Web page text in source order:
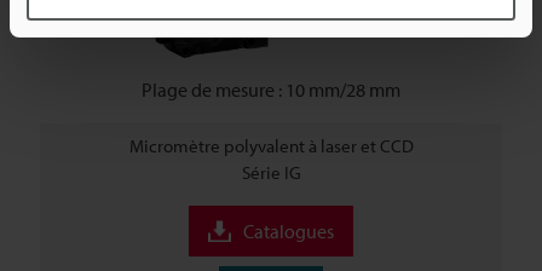
Plage de mesure : 10 mm/28 mm
Micromètre polyvalent à laser et CCD
Série IG
Catalogues